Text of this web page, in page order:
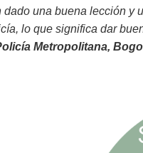
dado una buena lección y
lo que significa dar
Metropolitana,